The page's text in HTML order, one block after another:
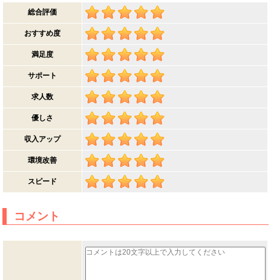
総合評価
おすすめ度
満足度
サポート
求人数
優しさ
収入アップ
環境改善
スピード
コメント